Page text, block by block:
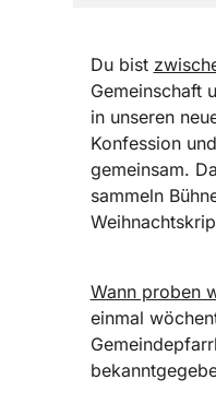
Du bist
Gemeinschaft
in unseren
Konfession
gemeinsam.
sammeln
Wann proben
einmal